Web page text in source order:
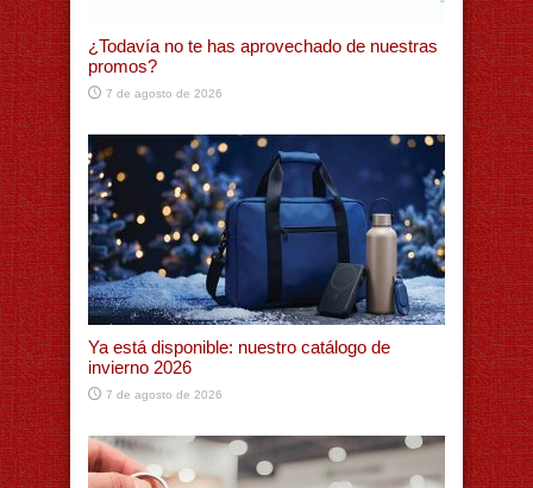
¿Todavía no te has aprovechado de nuestras
promos?
7 de agosto de 2026
Ya está disponible: nuestro catálogo de
invierno 2026
7 de agosto de 2026